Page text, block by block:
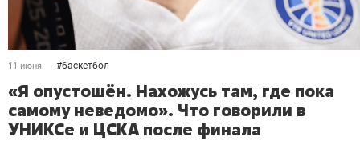
11 июня #баскетбол
«Я опустошён. Нахожусь там, где пока
самому неведомо». Что говорили в
УНИКСе и ЦСКА после финала